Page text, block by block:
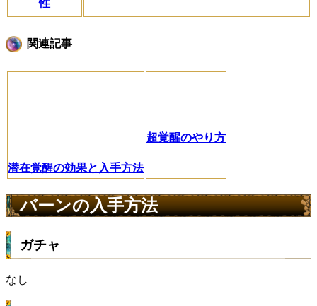
性
関連記事
潜在覚醒の効果と入手方法
超覚醒のやり方
バーンの入手方法
ガチャ
なし